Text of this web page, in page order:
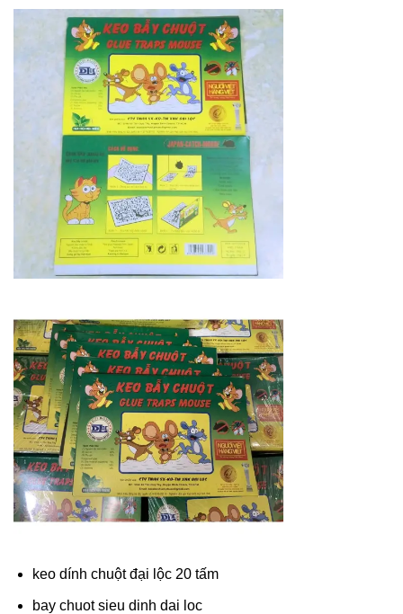
keo dính chuột đại lộc 20 tấm
bay chuot sieu dinh dai loc